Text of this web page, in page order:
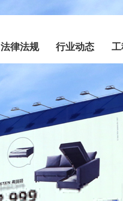
法律法规 行业动态 工